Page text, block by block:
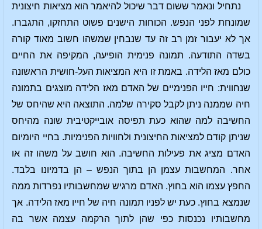
נתחיל ונאמר ששום דבר שיכול להיאמר הוא מציאות חיצונית
שמונחת לפני הנפש. הכוחות הישנים פשוט התחזקו, התגברו.
אך לא יעבור זמן רב זה עד שנבחין שמשהו חשוב מאוד קורה
בשדה התודעה. תמונה פנימית הופיעה, המקיפה את החיים
כולם מאז הלידה. באמת זו היא המציאות העל-חושית הראשונה
שנחווית: חייו הפנימיים של האדם מאז הלידה מוצגים בתמונה
חיה שממנה ניתן לקבל סקירה שלמה. התוצאה היא שהיחס של
החשיבה למה שהוא כעת תפיסה אובייקטיבית שונה מהיחס
שניתן קודם למציאות החיצונית ולחוויות הפנימיות. בחיי היומיום
האדם מציג את פעילות החשיבה. הוא חושב על משהו זה או
אחר. המחשבות עצמן הן בתוך הנפש – הן בדמיונו בלבד.
החפץ עצמו הוא בחוץ. האדם מרגיש שמחשבותיו נפרדות ממה
שנמצא בחוץ. כעת יש לפניו תמונה חיה של חייו מאז הלידה. אך
מחשבותיו נכנסות כפי שהן לתוך הרקמה עצמה אשר בה